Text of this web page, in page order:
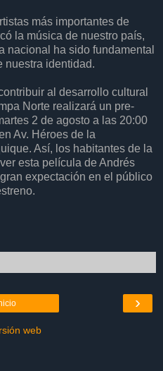
más importantes de
la música de nuestro país,
nacional ha sido fundamental
nuestra identidad.
al desarrollo cultural
Norte realizará un pre-
2 de agosto a las 20:00
Av. Héroes de la
Así, los habitantes de la
esta película de Andrés
expectación en el público
›
web